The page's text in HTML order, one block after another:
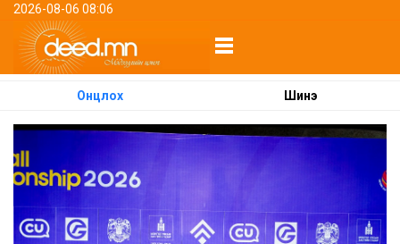
2026-08-06 08:06
Онцлох Шинэ